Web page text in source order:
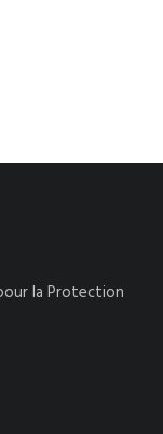
la Protection